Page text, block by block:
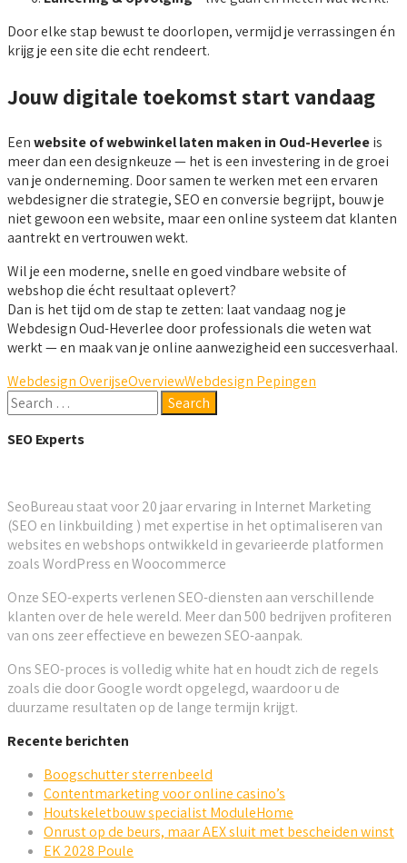
Door elke stap bewust te doorlopen, vermijd je verrassingen én
krijg je een site die echt rendeert.
Jouw digitale toekomst start vandaag
Eenwebsite of webwinkel laten maken in Oud-Heverleeis
meer dan een designkeuze — het is een investering in de groei
van je onderneming. Door samen te werken met een ervaren
webdesigner die strategie, SEO en conversie begrijpt, bouw je
niet gewoon een website, maar een online systeem dat klanten
aantrekt en vertrouwen wekt.
Wil je een moderne, snelle en goed vindbare website of
webshop die écht resultaat oplevert?
Dan is het tijd om de stap te zetten: laat vandaag nog je
Webdesign Oud-Heverlee door professionals die weten wat
werkt — en maak van je online aanwezigheid een succesverhaal.
Webdesign OverijseOverviewWebdesign Pepingen
SEO Experts
SeoBureau staat voor 20 jaar ervaring in Internet Marketing
(SEO en linkbuilding ) met expertise in het optimaliseren van
websites en webshops ontwikkeld in gevarieerde platformen
zoals WordPress en Woocommerce
Onze SEO-experts verlenen SEO-diensten aan verschillende
klanten over de hele wereld. Meer dan 500 bedrijven profiteren
van ons zeer effectieve en bewezen SEO-aanpak.
Ons SEO-proces is volledig white hat en houdt zich de regels
zoals die door Google wordt opgelegd, waardoor u de
duurzame resultaten op de lange termijn krijgt.
Recente berichten
Boogschutter sterrenbeeld
Contentmarketing voor online casino’s
Houtskeletbouw specialist ModuleHome
Onrust op de beurs, maar AEX sluit met bescheiden winst
EK 2028 Poule